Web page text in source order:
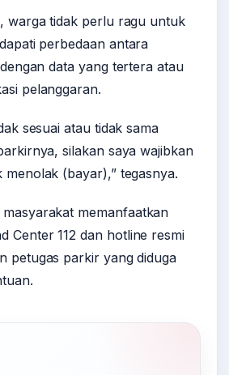
warga tidak perlu ragu untuk
perbedaan antara
data yang tertera atau
pelanggaran.
sesuai atau tidak sama
silakan saya wajibkan
(bayar),” tegasnya.
memanfaatkan
Center 112 dan hotline resmi
petugas parkir yang diduga